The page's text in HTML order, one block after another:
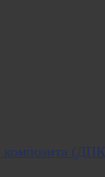
композита